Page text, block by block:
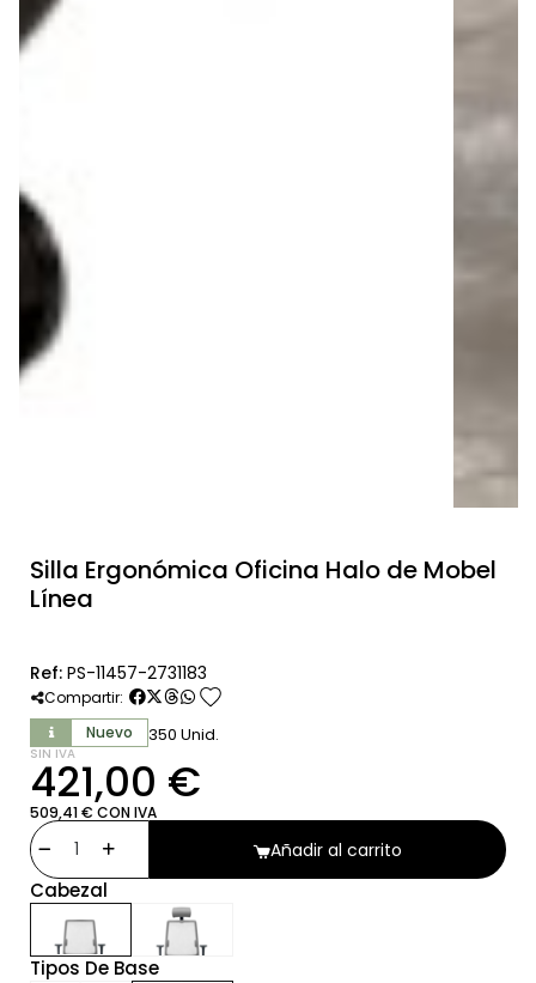
Silla Ergonómica Oficina Halo de Mobel
Línea
Ref: PS-11457-2731183
Compartir: favorite
Nuevo 350 Unid.
SIN IVA
421,00 €
509,41 € CON IVA
Añadir al carrito
Cabezal
Tipos De Base